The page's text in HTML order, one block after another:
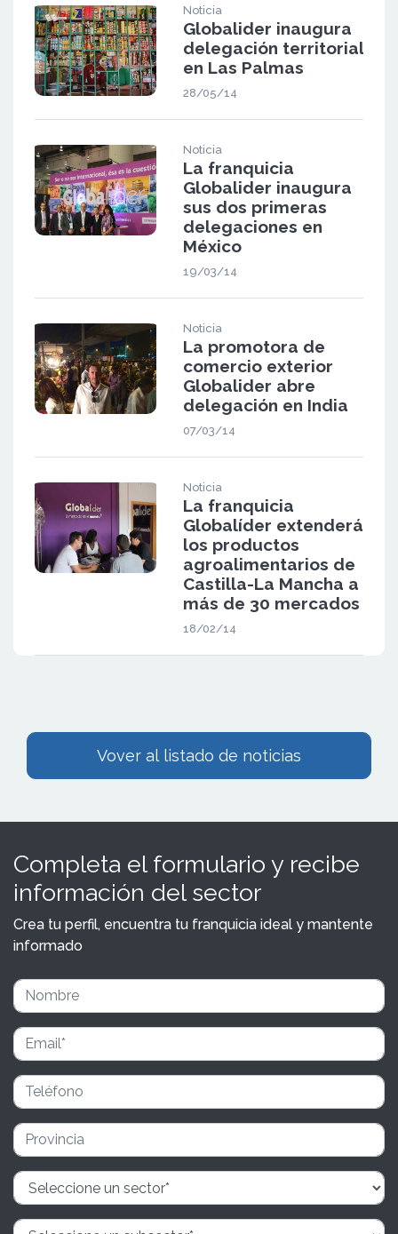
Noticia
Globalider inaugura
delegación territorial
en Las Palmas
28/05/14
Noticia
La franquicia
Globalider inaugura
sus dos primeras
delegaciones en
México
19/03/14
Noticia
La promotora de
comercio exterior
Globalider abre
delegación en India
07/03/14
Noticia
La franquicia
Globalíder extenderá
los productos
agroalimentarios de
Castilla-La Mancha a
más de 30 mercados
18/02/14
Vover al listado de noticias
Completa el formulario y recibe
información del sector
Crea tu perfil, encuentra tu franquicia ideal y mantente
informado